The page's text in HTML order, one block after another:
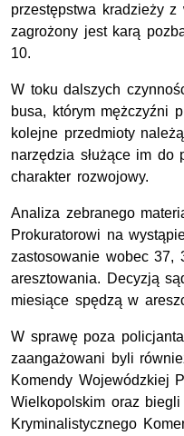
przestępstwa kradzieży z
zagrożony jest karą
10.
W toku dalszych
busa, którym mężczyźni
kolejne przedmioty
narzędzia służące im do
charakter rozwojowy.
Analiza zebranego
Prokuratorowi na
zastosowanie wobec 37,
aresztowania. Decyzją
miesiące spędzą w
W sprawę poza
zaangażowani byli
Komendy Wojewódzkiej
Wielkopolskim oraz
Kryminalistycznego